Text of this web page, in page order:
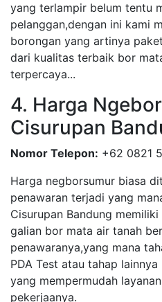
yang terlampir belum tentu
pelanggan,dengan ini kami
borongan yang artinya
dari kualitas terbaik bor
terpercaya...
4. Harga
Cisurupan
Nomor Telepon: +62 0821
Harga negborsumur biasa
penawaran terjadi yang
Cisurupan Bandung
galian bor mata air tanah
penawaranya,yang mana
PDA Test atau tahap
yang mempermudah
pekerjaanya.